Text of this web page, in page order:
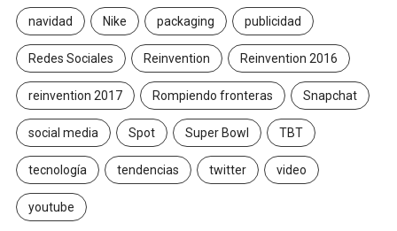
navidad Nike packaging publicidad
Redes Sociales Reinvention Reinvention 2016
reinvention 2017 Rompiendo fronteras Snapchat
social media Spot Super Bowl TBT
tecnología tendencias twitter video
youtube